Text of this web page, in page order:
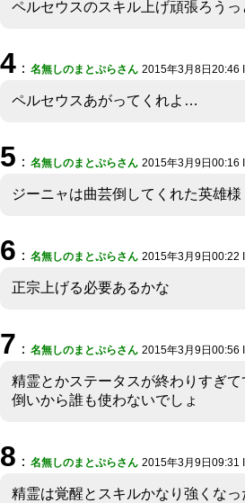
ペルセウスのスキル上げ頑張ろうっ
4 ： 名無しのまとぷらさん 2015年3月8日20:46
ペルセウスあがってくれよ…
5 ： 名無しのまとぷらさん 2015年3月9日00:16
ジーニャは曲芸倒してくれた英雄様
6 ： 名無しのまとぷらさん 2015年3月9日00:22
正宗上げる必要あるかな
7 ： 名無しのまとぷらさん 2015年3月9日00:56
精霊とかステータスが終わりすぎ
倒いから誰も使わないでしょ
8 ： 名無しのまとぷらさん 2015年3月9日09:31
精霊は覚醒とスキルかなり強くな